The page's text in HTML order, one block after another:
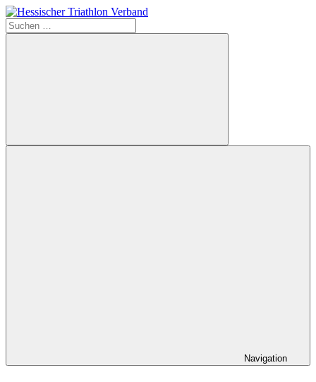
Zum
Inhalt
springen
Hessischer
Suchen
nach:
Suchen
Navigation